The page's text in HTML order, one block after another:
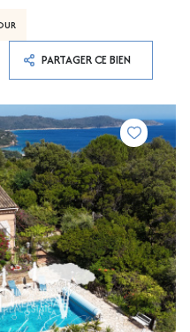
PARTAGER CE BIEN